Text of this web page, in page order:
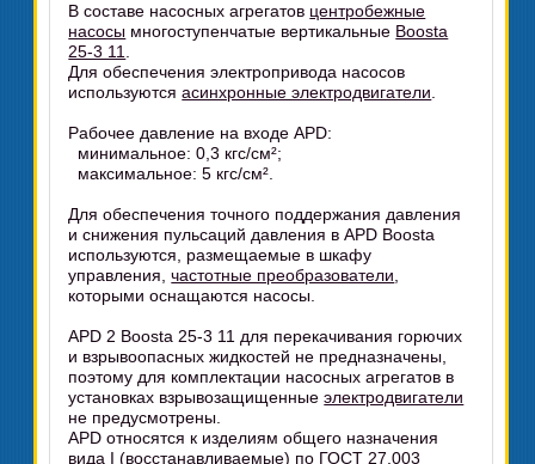
В составе насосных агрегатов центробежные
насосы многоступенчатые вертикальные Boosta
25-3 11
Для обеспечения электропривода насосов
используютсяасинхронные электродвигатели
Рабочее давление на входе APD:
минимальное: 0,3 кгс/см²;
максимальное: 5 кгс/см².
Для обеспечения точного поддержания давления
и снижения пульсаций давления в APD Boosta
используются, размещаемые в шкафу
управления,частотные преобразователи
которыми оснащаются насосы.
APD 2 Boosta 25-3 11 для перекачивания горючих
и взрывоопасных жидкостей не предназначены,
поэтому для комплектации насосных агрегатов в
установках взрывозащищенныеэлектродвигатели
не предусмотрены.
APD относятся к изделиям общего назначения
вида I (восстанавливаемые) по ГОСТ 27.003